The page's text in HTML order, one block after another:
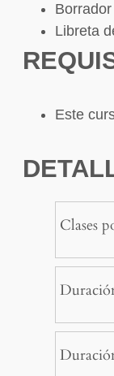
Borrador
Libreta
Este
Clases